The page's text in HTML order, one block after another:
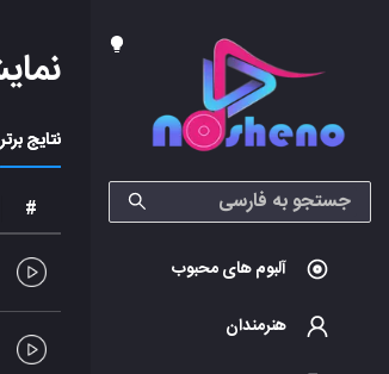
آلبوم های محبوب
هنرمندان
نتایج برتر
#